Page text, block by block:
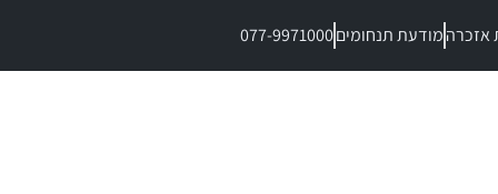
אזכרהמודעת תנחומים077-9971000